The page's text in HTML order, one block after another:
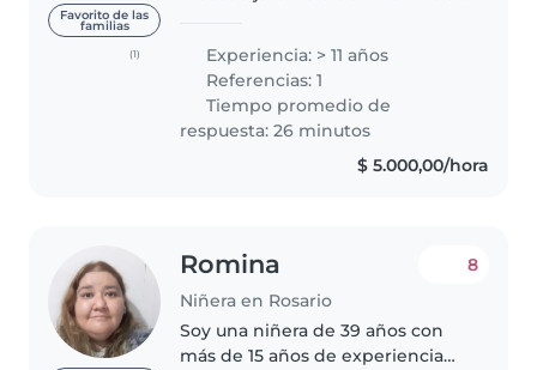
Favorito de las
familias
(1)
3 y 4 años. Este trabajo lo tuve
que dejar en..
Experiencia: > 11 años
Referencias: 1
Tiempo promedio de
respuesta: 26 minutos
$ 5.000,00/hora
Romina
Niñera en Rosario
8
Soy una niñera de 39 años con
más de 15 años de experiencia